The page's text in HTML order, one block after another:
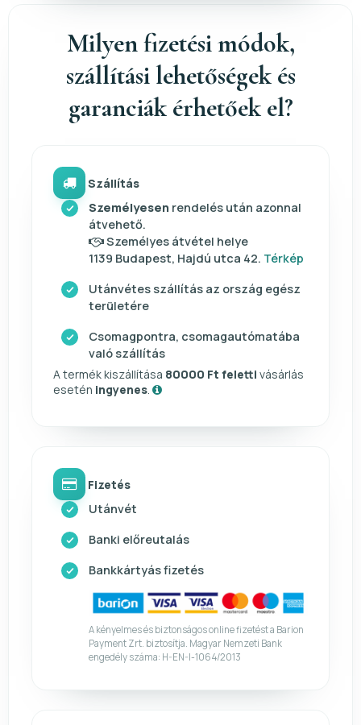
Milyen fizetési módok,
szállítási lehetőségek és
garanciák érhetőek el?
Szállítás
Személyesen rendelés után azonnal
átvehető.
Személyes átvétel helye
1139 Budapest, Hajdú utca 42. Térkép
Utánvétes szállítás az ország egész
területére
Csomagpontra, csomagautómatába
való szállítás
A termék kiszállítása 80000 Ft feletti vásárlás
esetén ingyenes
Fizetés
Utánvét
Banki előreutalás
Bankkártyás fizetés
A kényelmes és biztonságos online fizetést a Barion
Payment Zrt. biztosítja. Magyar Nemzeti Bank
engedély száma: H-EN-I-1064/2013